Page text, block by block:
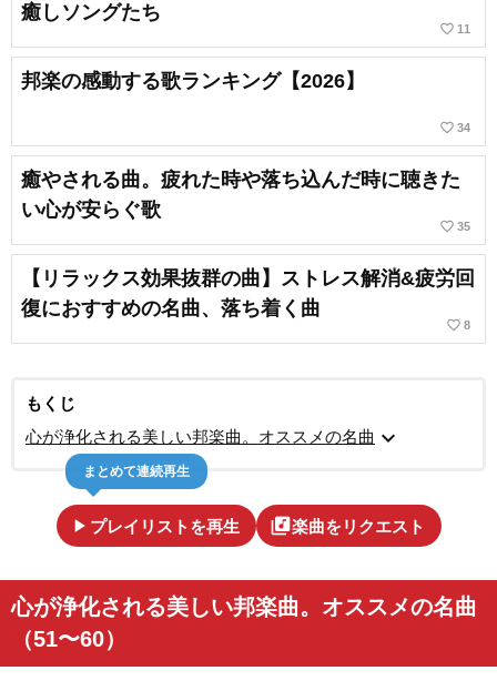
癒しソングたち
favorite_border 11
邦楽の感動する歌ランキング【2026】
favorite_border 34
癒やされる曲。疲れた時や落ち込んだ時に聴きた
い心が安らぐ歌
favorite_border 35
【リラックス効果抜群の曲】ストレス解消&疲労回
復におすすめの名曲、落ち着く曲
favorite_border 8
もくじ
心が浄化される美しい邦楽曲。オススメの名曲 expand_more
play_arrow プレイリストを再生
まとめて連続再生
library_music楽曲をリクエスト
心が浄化される美しい邦楽曲。オススメの名曲
（51〜60）